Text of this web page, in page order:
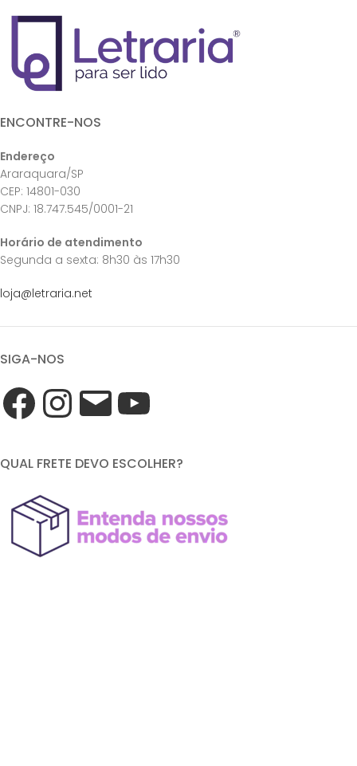
ENCONTRE-NOS
Endereço
Araraquara/SP
CEP: 14801-030
CNPJ: 18.747.545/0001-21
Horário de atendimento
Segunda a sexta: 8h30 às 17h30
loja@letraria.net
SIGA-NOS
QUAL FRETE DEVO ESCOLHER?